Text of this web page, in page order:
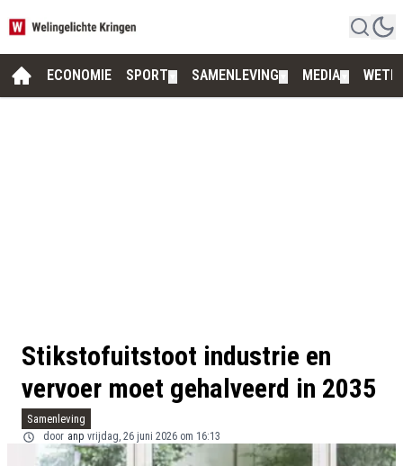
ECONOMIE SPORT SAMENLEVING MEDIA
Stikstofuitstoot industrie en
vervoer moet gehalveerd in 2035
Samenleving
door anp vrijdag, 26 juni 2026 om 16:13